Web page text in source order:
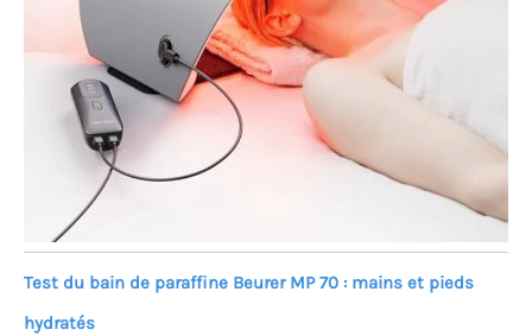
Test du bain de paraffine Beurer MP 70 : mains et pieds
hydratés